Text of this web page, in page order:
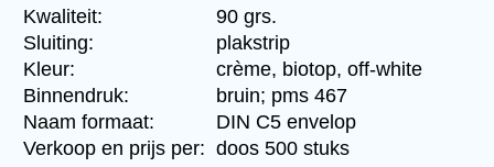
Kwaliteit:
90 grs.
Sluiting:
plakstrip
Kleur:
crème, biotop, off-white
Binnendruk:
bruin; pms 467
Naam formaat:
DIN C5 envelop
Verkoop en prijs per: doos 500 stuks